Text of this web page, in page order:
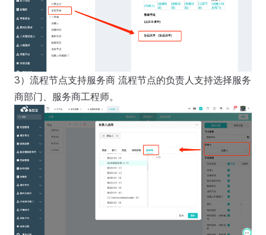
3）流程节点支持服务商 流程节点的负责人支持选择服务
商部门、服务商工程师。